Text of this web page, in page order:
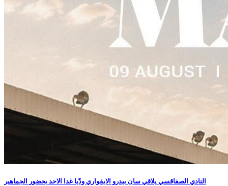
النادي الصفاقسي يلاقي سان بيدرو الايفواري ودّيا غدا الاحد بحضور الجماهير